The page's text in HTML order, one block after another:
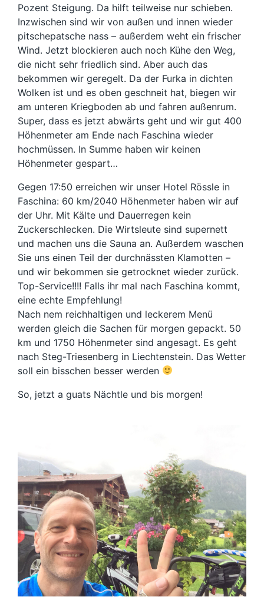
Pozent Steigung. Da hilft teilweise nur schieben.
Inzwischen sind wir von außen und innen wieder
pitschepatsche nass – außerdem weht ein frischer
Wind. Jetzt blockieren auch noch Kühe den Weg,
die nicht sehr friedlich sind. Aber auch das
bekommen wir geregelt. Da der Furka in dichten
Wolken ist und es oben geschneit hat, biegen wir
am unteren Kriegboden ab und fahren außenrum.
Super, dass es jetzt abwärts geht und wir gut 400
Höhenmeter am Ende nach Faschina wieder
hochmüssen. In Summe haben wir keinen
Höhenmeter gespart…
Gegen 17:50 erreichen wir unser Hotel Rössle in
Faschina: 60 km/2040 Höhenmeter haben wir auf
der Uhr. Mit Kälte und Dauerregen kein
Zuckerschlecken. Die Wirtsleute sind supernett
und machen uns die Sauna an. Außerdem waschen
Sie uns einen Teil der durchnässten Klamotten –
und wir bekommen sie getrocknet wieder zurück.
Top-Service!!!! Falls ihr mal nach Faschina kommt,
eine echte Empfehlung!
Nach nem reichhaltigen und leckerem Menü
werden gleich die Sachen für morgen gepackt. 50
km und 1750 Höhenmeter sind angesagt. Es geht
nach Steg-Triesenberg in Liechtenstein. Das Wetter
soll ein bisschen besser werden
So, jetzt a guats Nächtle und bis morgen!